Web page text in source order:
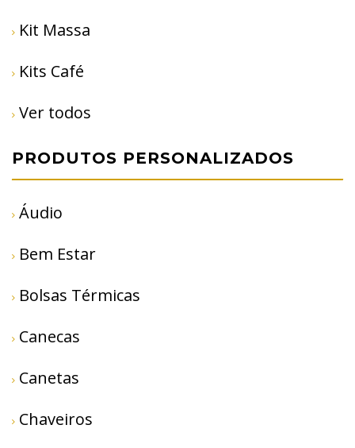
Kit Massa
Kits Café
Ver todos
PRODUTOS PERSONALIZADOS
Áudio
Bem Estar
Bolsas Térmicas
Canecas
Canetas
Chaveiros